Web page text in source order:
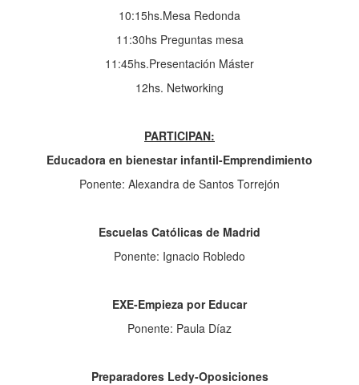
10:15hs.Mesa Redonda
11:30hs Preguntas mesa
11:45hs.Presentación Máster
12hs. Networking
PARTICIPAN:
Educadora en bienestar infantil-Emprendimiento
Ponente: Alexandra de Santos Torrejón
Escuelas Católicas de Madrid
Ponente: Ignacio Robledo
EXE-Empieza por Educar
Ponente: Paula Díaz
Preparadores Ledy-Oposiciones